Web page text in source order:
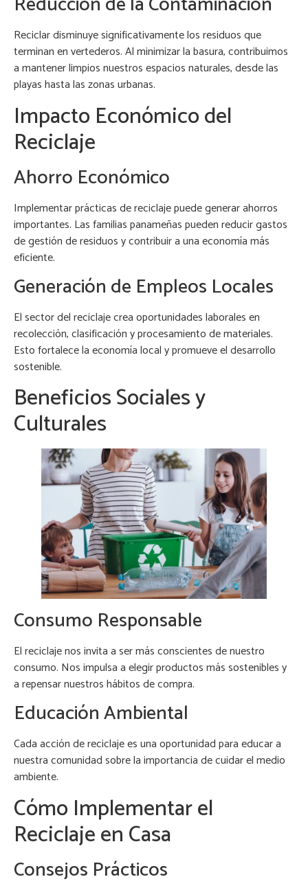
Reciclar disminuye significativamente los residuos que
terminan en vertederos. Al minimizar la basura, contribuimos
a mantener limpios nuestros espacios naturales, desde las
playas hasta las zonas urbanas.
Impacto Económico del
Reciclaje
Ahorro Económico
Implementar prácticas de reciclaje puede generar ahorros
importantes. Las familias panameñas pueden reducir gastos
de gestión de residuos y contribuir a una economía más
eficiente.
Generación de Empleos Locales
El sector del reciclaje crea oportunidades laborales en
recolección, clasificación y procesamiento de materiales.
Esto fortalece la economía local y promueve el desarrollo
sostenible.
Beneficios Sociales y
Culturales
Consumo Responsable
El reciclaje nos invita a ser más conscientes de nuestro
consumo. Nos impulsa a elegir productos más sostenibles y
a repensar nuestros hábitos de compra.
Educación Ambiental
Cada acción de reciclaje es una oportunidad para educar a
nuestra comunidad sobre la importancia de cuidar el medio
ambiente.
Cómo Implementar el
Reciclaje en Casa
Consejos Prácticos